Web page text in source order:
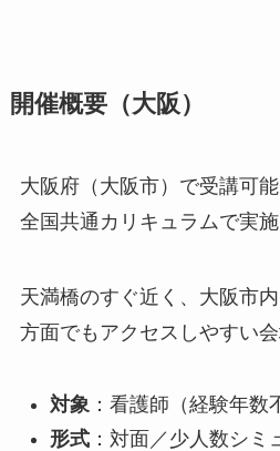
開催概要（大阪）
大阪府（大阪市）で受講可
全国共通カリキュラムで実施
天満橋のすぐ近く、大阪市
方面でもアクセスしやすい会
対象：看護師（経験年数
形式：対面／少人数シミ